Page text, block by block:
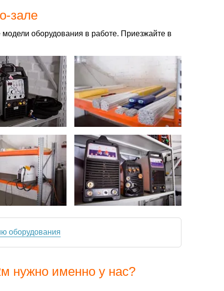
зале
оборудования в работе. Приезжайте в
оборудования
нужно именно у нас?